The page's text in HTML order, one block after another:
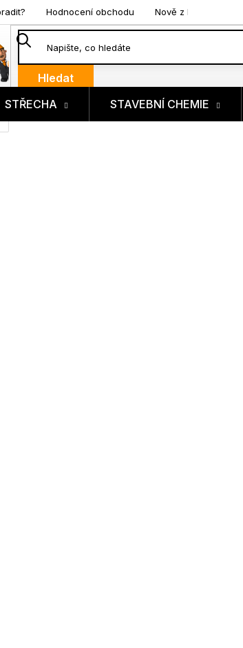
Hodnocení obchodu Nově z blogu
Hledat
STŘECHA STAVEBNÍ CHEMIE